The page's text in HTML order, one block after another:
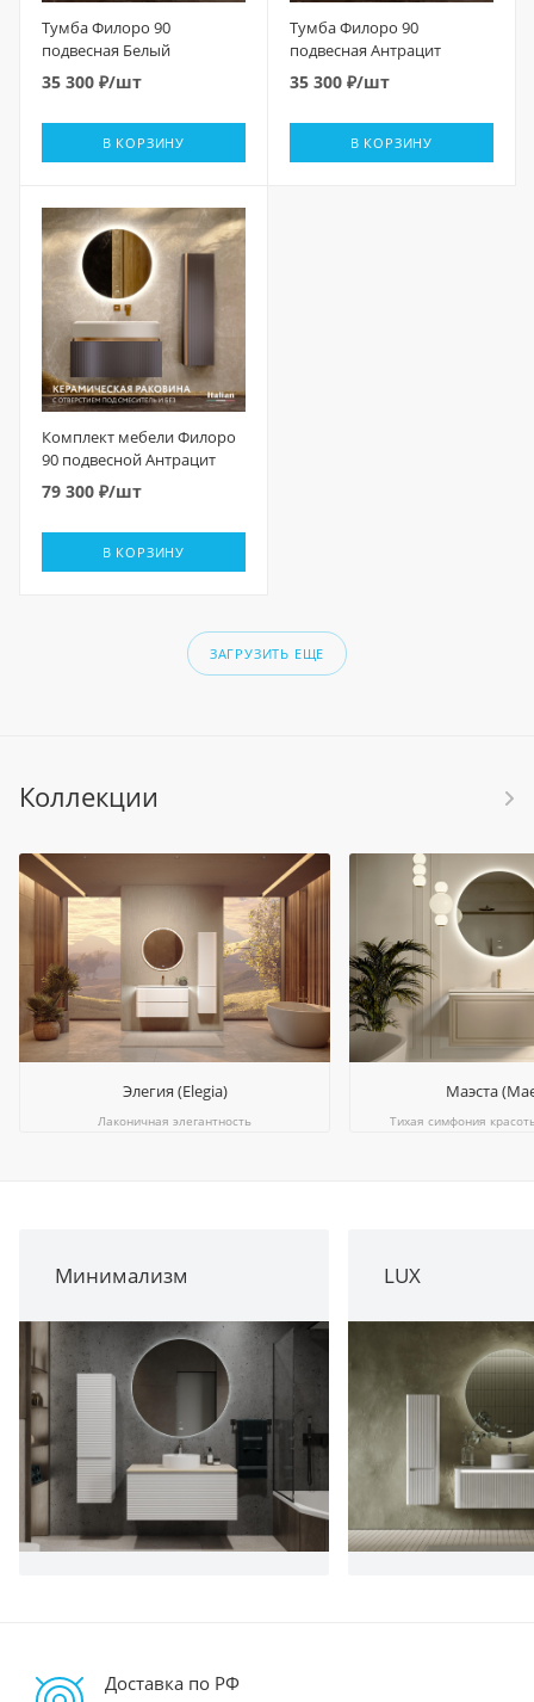
Тумба Филоро 90
подвесная Белый
35 300 ₽/шт
В КОРЗИНУ
Тумба Филоро 90
подвесная Антрацит
35 300 ₽/шт
В КОРЗИНУ
Комплект мебели Филоро
90 подвесной Антрацит
79 300 ₽/шт
В КОРЗИНУ
ЗАГРУЗИТЬ ЕЩЕ
Коллекции
Элегия (Elegia)
Лаконичная элегантность
Маэста
Тихая симфония
Минимализм LUX
Доставка по РФ